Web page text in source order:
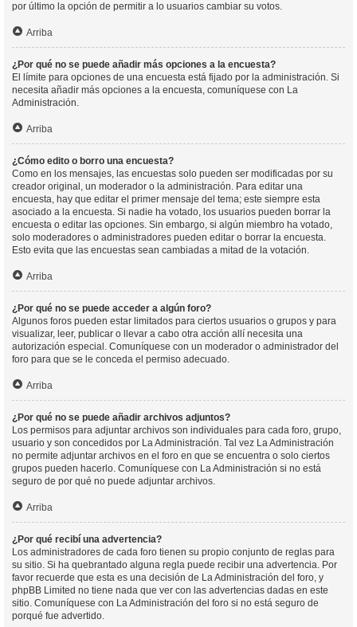
por último la opción de permitir a lo usuarios cambiar su votos.
Arriba
¿Por qué no se puede añadir más opciones a la encuesta?
El límite para opciones de una encuesta está fijado por la administración. Si
necesita añadir más opciones a la encuesta, comuníquese con La
Administración.
Arriba
¿Cómo edito o borro una encuesta?
Como en los mensajes, las encuestas solo pueden ser modificadas por su
creador original, un moderador o la administración. Para editar una
encuesta, hay que editar el primer mensaje del tema; este siempre esta
asociado a la encuesta. Si nadie ha votado, los usuarios pueden borrar la
encuesta o editar las opciones. Sin embargo, si algún miembro ha votado,
solo moderadores o administradores pueden editar o borrar la encuesta.
Esto evita que las encuestas sean cambiadas a mitad de la votación.
Arriba
¿Por qué no se puede acceder a algún foro?
Algunos foros pueden estar limitados para ciertos usuarios o grupos y para
visualizar, leer, publicar o llevar a cabo otra acción allí necesita una
autorización especial. Comuníquese con un moderador o administrador del
foro para que se le conceda el permiso adecuado.
Arriba
¿Por qué no se puede añadir archivos adjuntos?
Los permisos para adjuntar archivos son individuales para cada foro, grupo,
usuario y son concedidos por La Administración. Tal vez La Administración
no permite adjuntar archivos en el foro en que se encuentra o solo ciertos
grupos pueden hacerlo. Comuníquese con La Administración si no está
seguro de por qué no puede adjuntar archivos.
Arriba
¿Por qué recibí una advertencia?
Los administradores de cada foro tienen su propio conjunto de reglas para
su sitio. Si ha quebrantado alguna regla puede recibir una advertencia. Por
favor recuerde que esta es una decisión de La Administración del foro, y
phpBB Limited no tiene nada que ver con las advertencias dadas en este
sitio. Comuníquese con La Administración del foro si no está seguro de
porqué fue advertido.